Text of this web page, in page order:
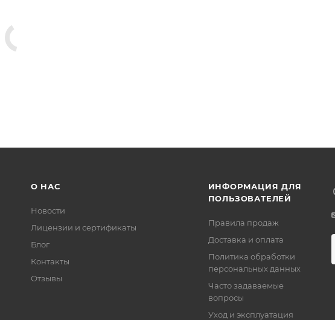
О НАС
Новости
Лицензии и сертификаты
Блог
Контакты
Отзывы
ИНФОРМАЦИЯ ДЛЯ
ПОЛЬЗОВАТЕЛЕЙ
Правила продаж
Доставка и оплата
Политика обработки
персональных данных
Часто задаваемые
вопросы
Уход и эксплуатация